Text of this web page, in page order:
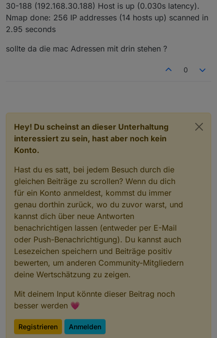
30-188 (192.168.30.188) Host is up (0.030s latency).
Nmap done: 256 IP addresses (14 hosts up) scanned in
2.95 seconds
sollte da die mac Adressen mit drin stehen ?
0
Hey! Du scheinst an dieser Unterhaltung
interessiert zu sein, hast aber noch kein
Konto.
Hast du es satt, bei jedem Besuch durch die
gleichen Beiträge zu scrollen? Wenn du dich
für ein Konto anmeldest, kommst du immer
genau dorthin zurück, wo du zuvor warst, und
kannst dich über neue Antworten
benachrichtigen lassen (entweder per E-Mail
oder Push-Benachrichtigung). Du kannst auch
Lesezeichen speichern und Beiträge positiv
bewerten, um anderen Community-Mitgliedern
deine Wertschätzung zu zeigen.
Mit deinem Input könnte dieser Beitrag noch
besser werden 💗
Registrieren Anmelden